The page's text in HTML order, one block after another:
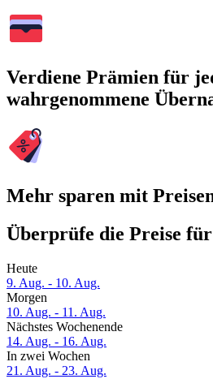
Verdiene Prämien für
wahrgenommene
Mehr sparen mit
Überprüfe die Preise
Heute
9. Aug. - 10. Aug.
Morgen
10. Aug. - 11. Aug.
Nächstes Wochenende
14. Aug. - 16. Aug.
In zwei Wochen
21. Aug. - 23. Aug.